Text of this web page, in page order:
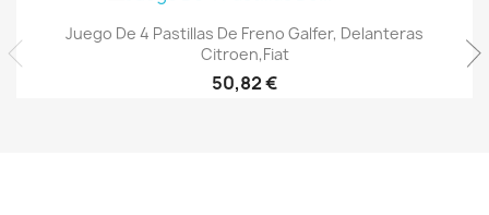
Vista rápida
Juego De 4 Pastillas De Freno Galfer, Delanteras
Citroen,Fiat
50,82 €